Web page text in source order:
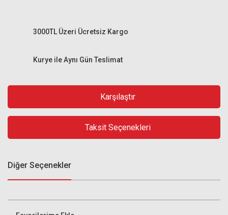
Kurye ile Aynı Gün Teslimat
3000TL Üzeri Ücretsiz Kargo
Karşılaştır
Taksit Seçenekleri
Diğer Seçenekler